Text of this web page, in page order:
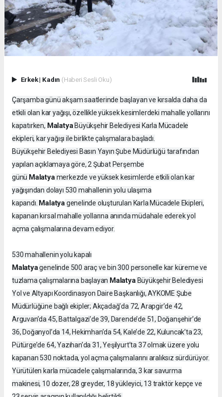
Erkek| Kadın (Haberi Sesli Oku)
Çarşamba günü akşam saatlerinde başlayan ve kırsalda daha da
etkili olan kar yağışı, özellikle yüksek kesimlerdeki mahalle yollarını
kapatırken, Malatya Büyükşehir Belediyesi Karla Mücadele
ekipleri, kar yağışı ile birlikte çalışmalara başladı.
Büyükşehir Belediyesi Basın Yayın Şube Müdürlüğü tarafından
yapılan açıklamaya göre, 2 Şubat Perşembe
günü Malatyamerkezde ve yüksek kesimlerde etkili olan kar
yağışından dolayı 530 mahallenin yolu ulaşıma
kapandı. Malatyagenelinde oluşturulan Karla Mücadele Ekipleri,
kapanan kırsal mahalle yollarına anında müdahale ederek yol
açma çalışmalarına devam ediyor.
530 mahallenin yolu kapalı
Malatyagenelinde 500 araç ve bin 300 personelle kar küreme ve
tuzlama çalışmalarına başlayan MalatyaBüyükşehir Belediyesi
Yol ve Altyapı Koordinasyon Daire Başkanlığı, AYKOME Şube
Müdürlüğüne bağlı ekipler; Akçadağ’da 72, Arapgir’de 42,
Arguvan’da 45, Battalgazi’de 39, Darende’de 51, Doğanşehir’de
36, Doğanyol’da 14, Hekimhan’da 54, Kale’de 22, Kuluncak’ta 23,
Pütürge’de 64, Yazıhan’da 31, Yeşilyurt’ta 37 olmak üzere yolu
kapanan 530 noktada, yol açma çalışmalarını aralıksız sürdürüyor.
Yürütülen karla mücadele çalışmalarında, 3 kar savurma
makinesi, 10 dozer, 28 greyder, 18 yükleyici, 13 traktör kepçe ve